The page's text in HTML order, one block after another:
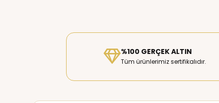
%100 GERÇEK ALTIN
Tüm ürünlerimiz sertifikalıdır.